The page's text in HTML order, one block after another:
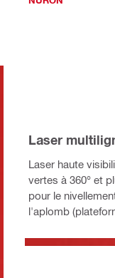
Laser
Laser haute
vertes à 360° et
pour le
l'aplomb